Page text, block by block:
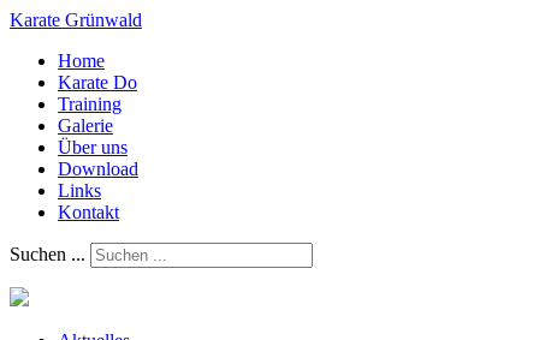
Karate Grünwald
Home
Karate Do
Training
Galerie
Über uns
Download
Links
Kontakt
Suchen ...